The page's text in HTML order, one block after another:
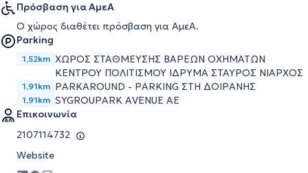
Πρόσβαση για ΑμεΑ
Ο χώρος διαθέτει πρόσβαση για ΑμεΑ.
Parking
1,52km ΧΩΡΟΣ ΣΤΑΘΜΕΥΣΗΣ ΒΑΡΕΩΝ ΟΧΗΜΑΤΩΝ
ΚΕΝΤΡΟΥ ΠΟΛΙΤΙΣΜΟΥ ΙΔΡΥΜΑ ΣΤΑΥΡΟΣ ΝΙΑΡΧΟΣ
1,91km PARKAROUND - PARKING ΣΤΗ ΔΟΙΡΑΝΗΣ
1,91km SYGROUPARK AVENUE AE
Επικοινωνία
2107114732
Website